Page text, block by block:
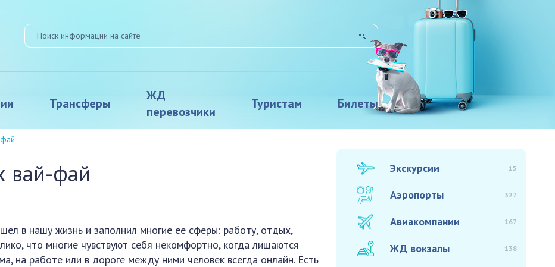
Трансферы
ЖД
перевозчики
Туристам Билеты
вай-фай
в нашу жизнь и заполнил многие ее сферы: работу, отдых,
что многие чувствуют себя некомфортно, когда лишаются
на работе или в дороге между ними человек всегда онлайн. Есть
Экскурсии 15
Аэропорты 327
Авиакомпании 167
ЖД вокзалы 138